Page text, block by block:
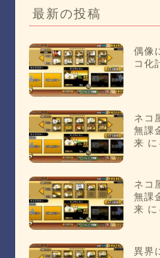
最新の投稿
偶像
コ化
ネコ
無課
来 に
ネコ
無課
来 に
異界